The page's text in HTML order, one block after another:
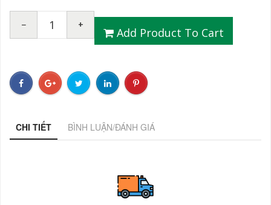
− +
Add Product To Cart
CHI TIẾT BÌNH LUẬN/ĐÁNH GIÁ